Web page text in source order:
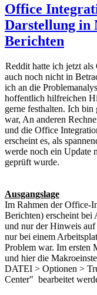
Office
Darstellung in
Berichten
Reddit hatte ich jetzt
auch noch nicht in
ich an die
hoffentlich hilfreichen
gerne festhalten. Ich bin
war, An anderen
und die Office
erscheint es, als
werde noch ein Update
geprüft wurde.
Ausgangslage
Im Rahmen der Office-
Berichten) erscheint bei
und nur der Hinweis auf
nur bei einem
Problem war. Im ersten
und hier die
DATEI > Optionen >
Center" bearbeitet